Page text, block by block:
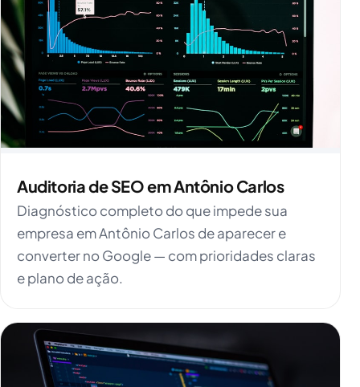
Auditoria de SEO em Antônio Carlos
Diagnóstico completo do que impede sua
empresa em Antônio Carlos de aparecer e
converter no Google — com prioridades claras
e plano de ação.